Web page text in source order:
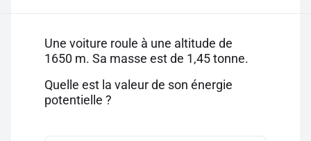
Une voiture roule à une altitude de
1650 m. Sa masse est de 1,45 tonne.
Quelle est la valeur de son énergie
potentielle ?